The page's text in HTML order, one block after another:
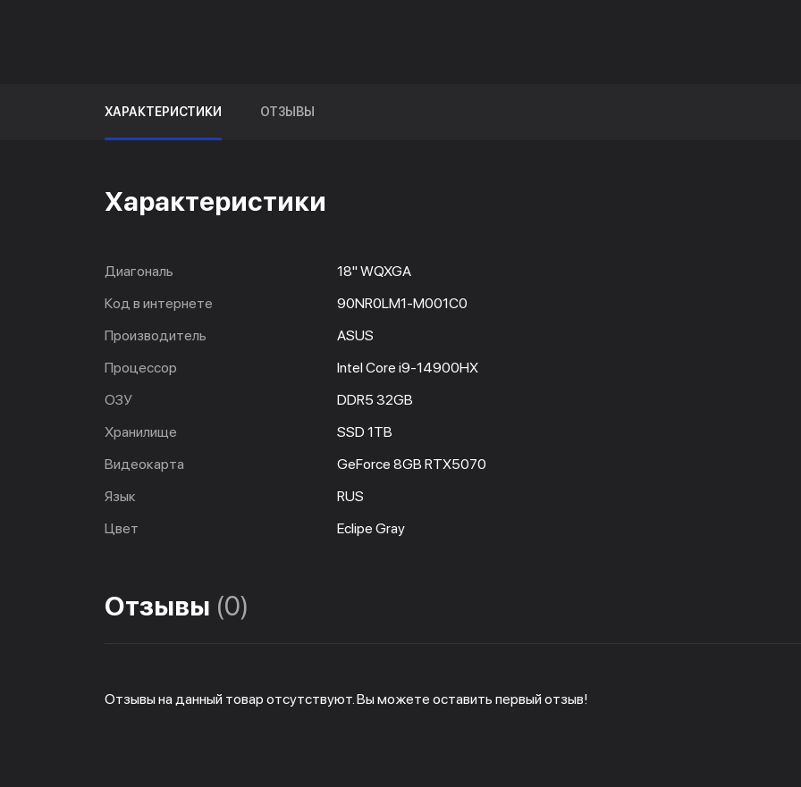
ХАРАКТЕРИСТИКИ ОТЗЫВЫ
Характеристики
Диагональ
18" WQXGA
Код в интернете
90NR0LM1-M001C0
Производитель
ASUS
Процессор
Intel Core i9-14900HX
ОЗУ
DDR5 32GB
Хранилище
SSD 1TB
Видеокарта
GeForce 8GB RTX5070
Язык
RUS
Цвет
Eclipe Gray
Отзывы (0)
Отзывы на данный товар отсутствуют. Вы можете оставить первый отзыв!